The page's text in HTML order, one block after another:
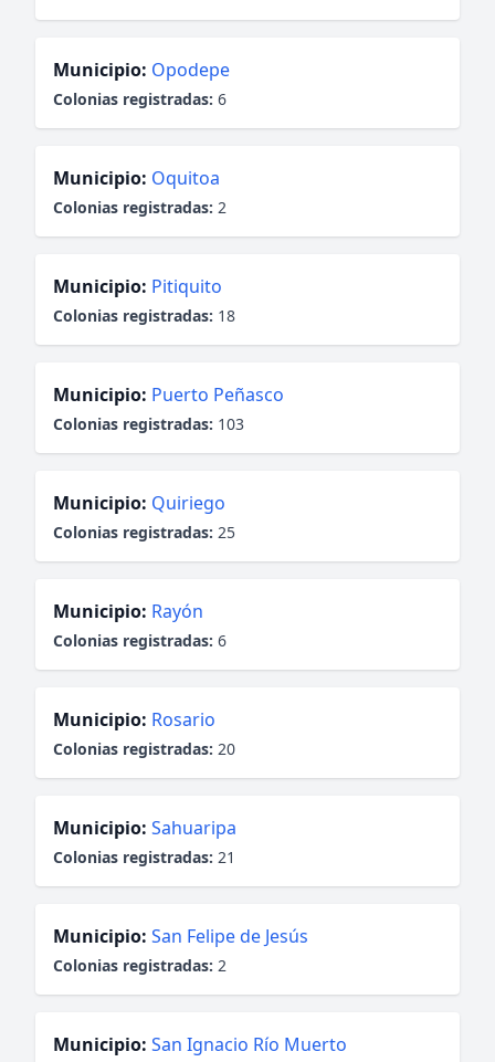
Municipio: Opodepe
Colonias registradas: 6
Municipio: Oquitoa
Colonias registradas: 2
Municipio: Pitiquito
Colonias registradas: 18
Municipio: Puerto Peñasco
Colonias registradas: 103
Municipio: Quiriego
Colonias registradas: 25
Municipio: Rayón
Colonias registradas: 6
Municipio: Rosario
Colonias registradas: 20
Municipio: Sahuaripa
Colonias registradas: 21
Municipio: San Felipe de Jesús
Colonias registradas: 2
Municipio: San Ignacio Río Muerto